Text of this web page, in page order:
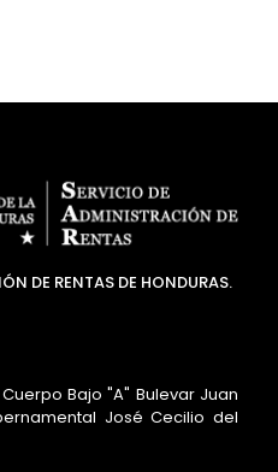
DE RENTAS DE HONDURAS.
Bajo "A" Bulevar Juan
José Cecilio del